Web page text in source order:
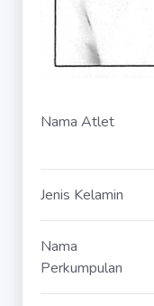
Nama Atlet
Jenis Kelamin
Nama
Perkumpulan